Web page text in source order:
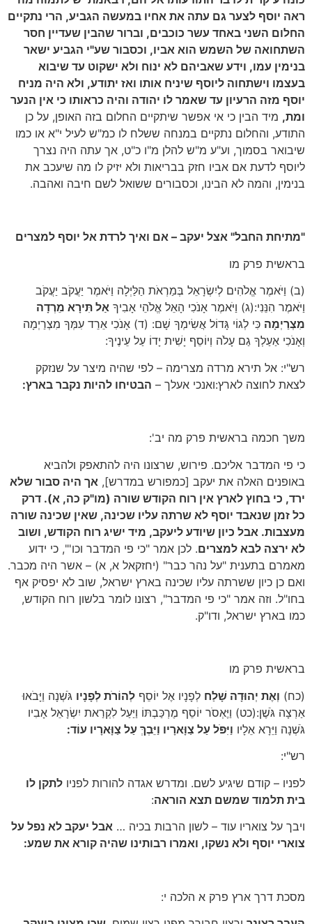
ראה יוסף לצער גם עתה את אחיו במעשה הגביע, הרי נתקיים
החלום השני באחד עשר כוכבים, וברור שהבין שעדיין חסר
השתחואה של השמש הוא אביו, וכסבור שע"י הגביע ישאר
בנימין עמו, וידע שאביהם לא ינוח ולא ישקוט עד שיבוא
בעצמו וישתחוה ליוסף שיניח אותו ואז יתודע, ולא היה מניח
יוסף מזה הרעיון עד שאמר לו יהודה והיה כראותו כי אין הנער
ומת, מיד הבין כי אי אפשר שיתקיים החלום בזה האופן, על כן
התודע, והחלום נתקיים במנחה ששלח לו כמ"ש לעיל י"א או כמו
שיבואר בסמוך, וע"ע מ"ש להלן מ"ו כ"ט, אך עתה היה נצרך
ליוסף לדעת אם אביו חזק בבריאות ולא יזיק לו מה שיעכב את
בנימין, והמה לא הבינו, וכסבורים ששואל לשם חיבה ואהבה.
"מתיחת החבל" אצל יעקב – אם ואיך לרדת אל יוסף למצרים
בראשית פרק מו
(ב) וַיֹּאמֶר אֱלֹהִים לְיִשְׂרָאֵל בְּמַרְאֹת הַלַּיְלָה וַיֹּאמֶר יַעֲקֹב יַעֲקֹב
וַיֹּאמֶר הִנֵּנִי:(ג) וַיֹּאמֶר אָנֹכִי הָאֵל אֱלֹהֵי אָבִיךָ אַל תִּירָא מֵרְדָה
מִצְרַיְמָה כִּי לְגוֹי גָּדוֹל אֲשִׂימְךָ שָׁם: (ד) אָנֹכִי אֵרֵד עִמְּךָ מִצְרַיְמָה
וְאָנֹכִי אַעַלְךָ גַם עָלֹה וְיוֹסֵף יָשִׁית יָדוֹ עַל עֵינֶיךָ:
רש"י: אל תירא מרדה מצרימה – לפי שהיה מיצר על שנזקק
לצאת לחוצה לארץ:ואנכי אעלך – הבטיחו להיות נקבר בארץ:
משך חכמה בראשית פרק מה יב':
כי פי המדבר אליכם. פירוש, שרצונו היה להתאפק ולהביא
באופנים האלה את יעקב [כמפורש במדרש], אך היה סבור שלא
ירד, כי בחוץ לארץ אין רוח הקודש שורה (מו"ק כה, א). דרק
כל זמן שנאבד יוסף לא שרתה עליו שכינה, שאין שכינה שורה
מעצבות. אבל כיון שיודע ליעקב, מיד ישיג רוח הקודש, ושוב
לא ירצה לבא למצרים. לכן אמר "כי פי המדבר וכו'", כי ידוע
מאמרם בתענית "על נהר כבר" (יחזקאל א, א) – אשר היה מכבר.
ואם כן כיון ששרתה עליו שכינה בארץ ישראל, שוב לא יפסיק אף
בחו"ל. וזה אמר "כי פי המדבר", רצונו לומר בלשון רוח הקודש,
כמו בארץ ישראל, ודו"ק.
בראשית פרק מו
(כח) וְאֶת יְהוּדָה שָׁלַח לְפָנָיו אֶל יוֹסֵף לְהוֹרֹת לְפָנָיו גֹּשְׁנָה וַיָּבֹאוּ
אַרְצָה גֹּשֶׁן:(כט) וַיֶּאְסֹר יוֹסֵף מֶרְכַּבְתּוֹ וַיַּעַל לִקְרַאת יִשְׂרָאֵל אָבִיו
גֹּשְׁנָה וַיֵּרָא אֵלָיו וַיִּפֹּל עַל צַוָּארָיו וַיֵּבְךְּ עַל צַוָּארָיו עוֹד:
רש"י:
לפניו – קודם שיגיע לשם. ומדרש אגדה להורות לפניו לתקן לו
בית תלמוד שמשם תצא הוראה:
ויבך על צואריו עוד – לשון הרבות בכיה … אבל יעקב לא נפל על
צוארי יוסף ולא נשקו, ואמרו רבותינו שהיה קורא את שמע:
מסכת דרך ארץ פרק א הלכה י: